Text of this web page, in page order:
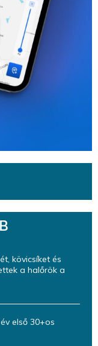
kövicsíket és
a halőrök a
első 30+os